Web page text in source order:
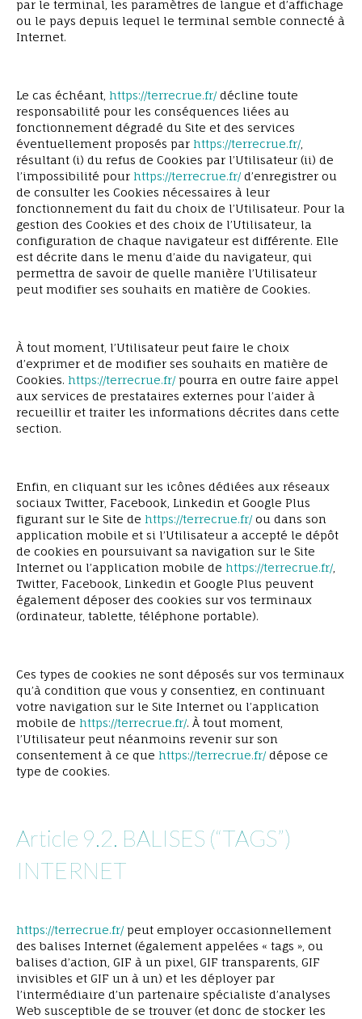
par le terminal, les paramètres de langue et d’affichage
ou le pays depuis lequel le terminal semble connecté à
Internet.
Le cas échéant, https://terrecrue.fr/décline toute
responsabilité pour les conséquences liées au
fonctionnement dégradé du Site et des services
éventuellement proposés par https://terrecrue.fr/,
résultant (i) du refus de Cookies par l’Utilisateur (ii) de
l’impossibilité pour https://terrecrue.fr/d’enregistrer ou
de consulter les Cookies nécessaires à leur
fonctionnement du fait du choix de l’Utilisateur. Pour la
gestion des Cookies et des choix de l’Utilisateur, la
configuration de chaque navigateur est différente. Elle
est décrite dans le menu d’aide du navigateur, qui
permettra de savoir de quelle manière l’Utilisateur
peut modifier ses souhaits en matière de Cookies.
À tout moment, l’Utilisateur peut faire le choix
d’exprimer et de modifier ses souhaits en matière de
Cookies. https://terrecrue.fr/pourra en outre faire appel
aux services de prestataires externes pour l’aider à
recueillir et traiter les informations décrites dans cette
section.
Enfin, en cliquant sur les icônes dédiées aux réseaux
sociaux Twitter, Facebook, Linkedin et Google Plus
figurant sur le Site de https://terrecrue.fr/ou dans son
application mobile et si l’Utilisateur a accepté le dépôt
de cookies en poursuivant sa navigation sur le Site
Internet ou l’application mobile de https://terrecrue.fr/,
Twitter, Facebook, Linkedin et Google Plus peuvent
également déposer des cookies sur vos terminaux
(ordinateur, tablette, téléphone portable).
Ces types de cookies ne sont déposés sur vos terminaux
qu’à condition que vous y consentiez, en continuant
votre navigation sur le Site Internet ou l’application
mobile de https://terrecrue.fr/. À tout moment,
l’Utilisateur peut néanmoins revenir sur son
consentement à ce que https://terrecrue.fr/dépose ce
type de cookies.
Article 9.2. BALISES (“TAGS”)
INTERNET
https://terrecrue.fr/peut employer occasionnellement
des balises Internet (également appelées « tags », ou
balises d’action, GIF à un pixel, GIF transparents, GIF
invisibles et GIF un à un) et les déployer par
l’intermédiaire d’un partenaire spécialiste d’analyses
Web susceptible de se trouver (et donc de stocker les